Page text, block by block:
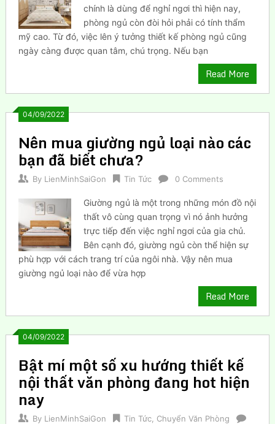
chính là dùng để nghỉ ngơi thì hiện nay,
phòng ngủ còn đòi hỏi phải có tính thẩm
mỹ cao. Từ đó, việc lên ý tưởng thiết kế phòng ngủ cũng
ngày càng được quan tâm, chú trọng. Nếu bạn
Read More
04/09/2022
Nên mua giường ngủ loại nào các
bạn đã biết chưa?
By LienMinhSaiGon Tin Tức 0 Comments
Giường ngủ là một trong những món đồ nội
thất vô cùng quan trọng vì nó ảnh hưởng
trực tiếp đến việc nghỉ ngơi của gia chủ.
Bên cạnh đó, giường ngủ còn thể hiện sự
phù hợp với cách trang trí của ngôi nhà. Vậy nên mua
giường ngủ loại nào để vừa hợp
Read More
04/09/2022
Bật mí một số xu hướng thiết kế
nội thất văn phòng đang hot hiện
nay
By LienMinhSaiGon Tin Tức, Chuyển Văn Phòng